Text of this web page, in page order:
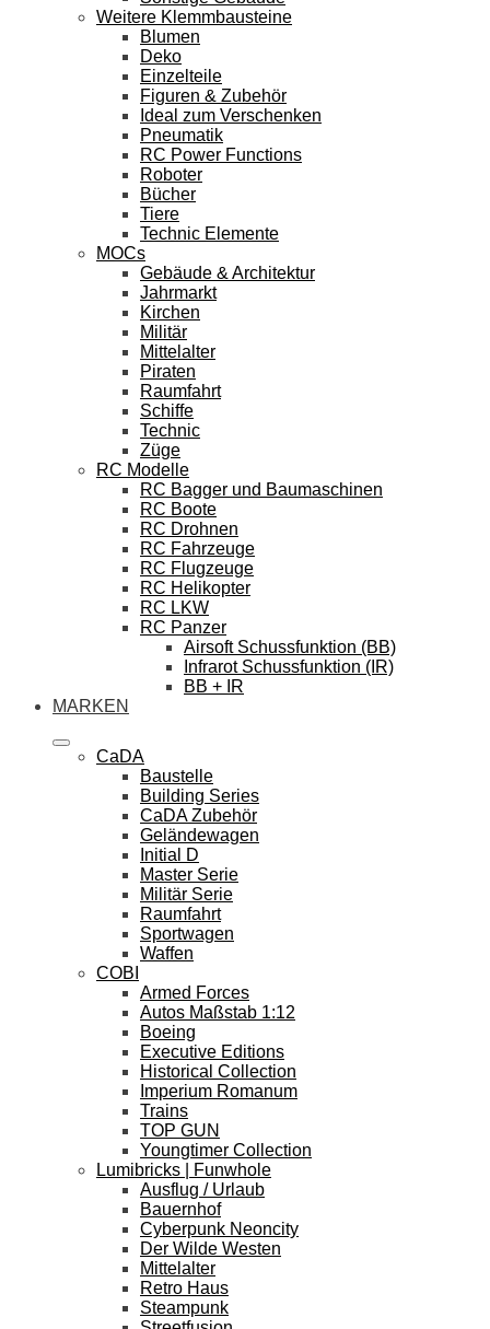
Weitere Klemmbausteine
Blumen
Deko
Einzelteile
Figuren & Zubehör
Ideal zum Verschenken
Pneumatik
RC Power Functions
Roboter
Bücher
Tiere
Technic Elemente
MOCs
Gebäude & Architektur
Jahrmarkt
Kirchen
Militär
Mittelalter
Piraten
Raumfahrt
Schiffe
Technic
Züge
RC Modelle
RC Bagger und Baumaschinen
RC Boote
RC Drohnen
RC Fahrzeuge
RC Flugzeuge
RC Helikopter
RC LKW
RC Panzer
Airsoft Schussfunktion (BB)
Infrarot Schussfunktion (IR)
BB + IR
MARKEN
CaDA
Baustelle
Building Series
CaDA Zubehör
Geländewagen
Initial D
Master Serie
Militär Serie
Raumfahrt
Sportwagen
Waffen
COBI
Armed Forces
Autos Maßstab 1:12
Boeing
Executive Editions
Historical Collection
Imperium Romanum
Trains
TOP GUN
Youngtimer Collection
Lumibricks | Funwhole
Ausflug / Urlaub
Bauernhof
Cyberpunk Neoncity
Der Wilde Westen
Mittelalter
Retro Haus
Steampunk